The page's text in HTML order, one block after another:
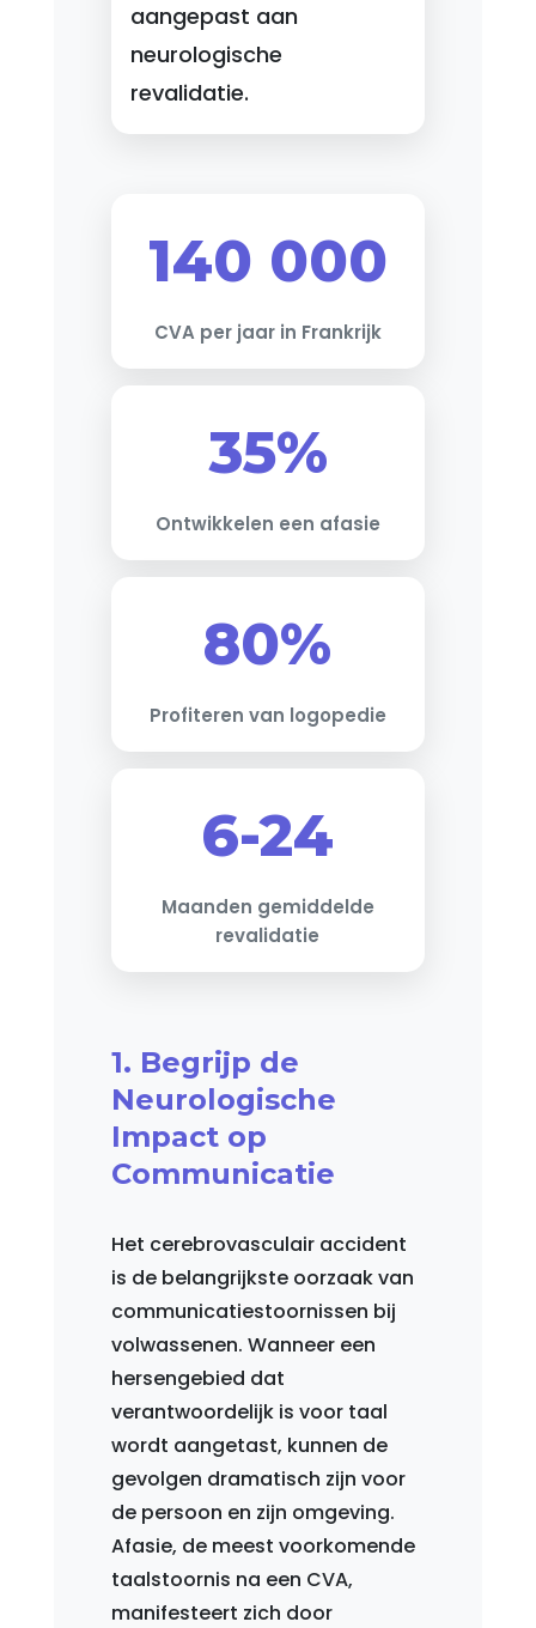
aangepast aan
neurologische
revalidatie.
140 000
CVA per jaar in Frankrijk
35%
Ontwikkelen een afasie
80%
Profiteren van logopedie
6-24
Maanden gemiddelde
revalidatie
1. Begrijp de
Neurologische
Impact op
Communicatie
Het cerebrovasculair accident
is de belangrijkste oorzaak van
communicatiestoornissen bij
volwassenen. Wanneer een
hersengebied dat
verantwoordelijk is voor taal
wordt aangetast, kunnen de
gevolgen dramatisch zijn voor
de persoon en zijn omgeving.
Afasie, de meest voorkomende
taalstoornis na een CVA,
manifesteert zich door